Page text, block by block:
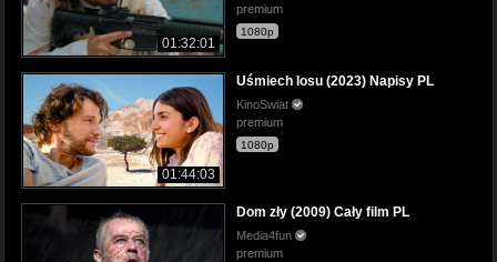
01:32:01
premium
1080p
01:44:03
Uśmiech losu (2023) Napisy PL
KinoSwiat
premium
1080p
Dom zły (2009) Cały film PL
Media4fun
premium